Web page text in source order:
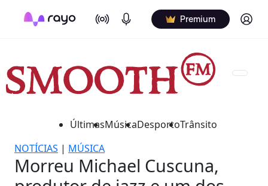
On Air Podcasts Premium Log in
ÚltimasMúsicaDesportoTrânsito
NOTÍCIAS | MÚSICA
Morreu Michael Cuscuna,